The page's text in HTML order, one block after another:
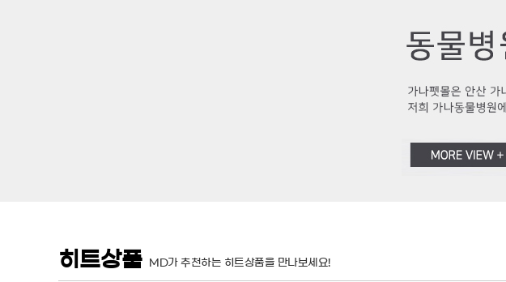
히트상품 MD가 추천하는 히트상품을 만나보세요!